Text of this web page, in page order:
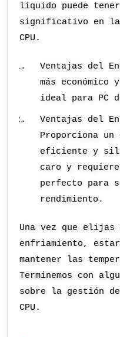
líquido puede
significativo en
CPU.
Ventajas del
más
ideal para PC
Ventajas del
Proporciona un
eficiente y
caro y
perfecto para
rendimiento.
Una vez que elijas
enfriamiento,
mantener las
Terminemos con
sobre la gestión
CPU.